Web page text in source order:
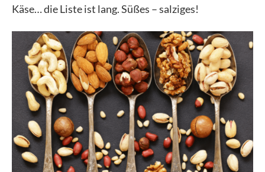
Käse… die Liste ist lang. Süßes – salziges!